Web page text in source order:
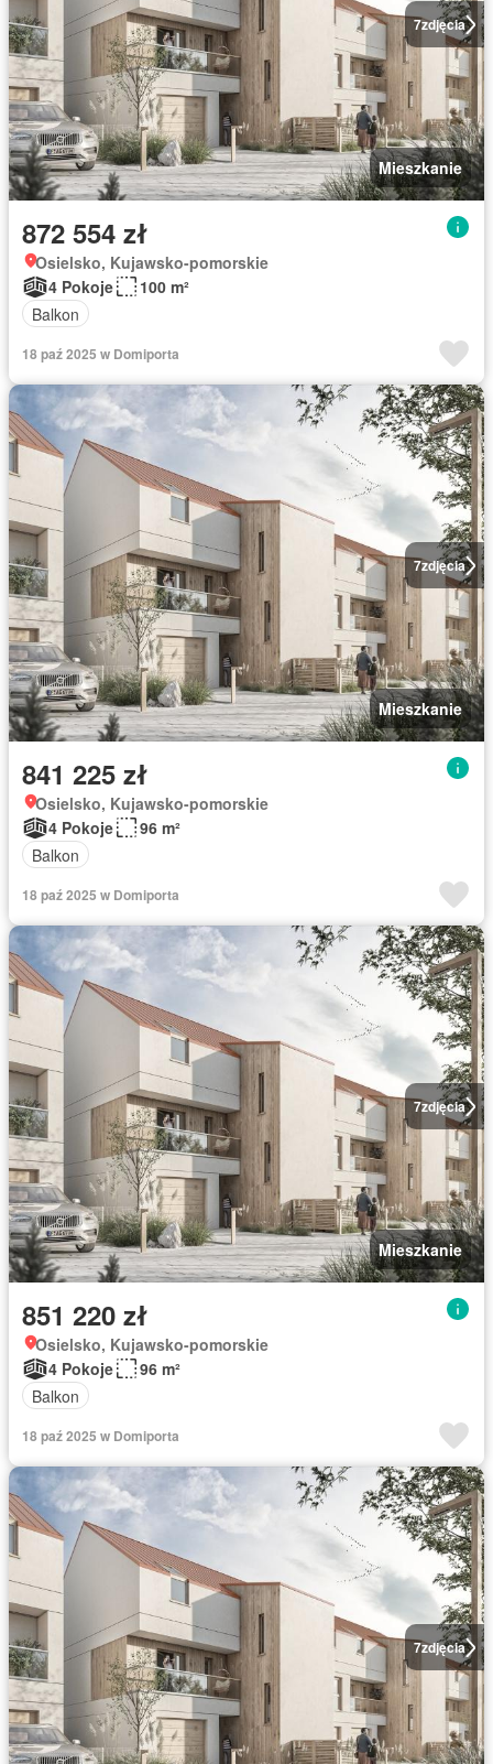
7zdjęcia
Mieszkanie
872 554 zł
Osielsko, Kujawsko-pomorskie
4 Pokoje
100 m²
Balkon
18 paź 2025 w Domiporta
7zdjęcia
Mieszkanie
841 225 zł
Osielsko, Kujawsko-pomorskie
4 Pokoje
96 m²
Balkon
18 paź 2025 w Domiporta
7zdjęcia
Mieszkanie
851 220 zł
Osielsko, Kujawsko-pomorskie
4 Pokoje
96 m²
Balkon
18 paź 2025 w Domiporta
7zdjęcia